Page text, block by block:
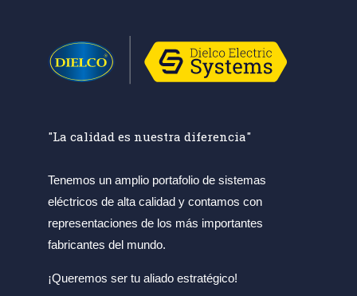
"La calidad es nuestra diferencia"
Tenemos un amplio portafolio de sistemas
eléctricos de alta calidad y contamos con
representaciones de los más importantes
fabricantes del mundo.
¡Queremos ser tu aliado estratégico!